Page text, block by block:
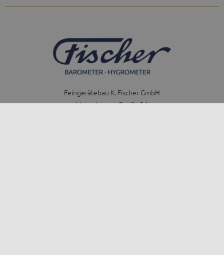
Feingerätebau K. Fischer GmbH
Venusberger Straße 24